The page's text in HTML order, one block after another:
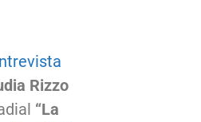
Rizzo
“La